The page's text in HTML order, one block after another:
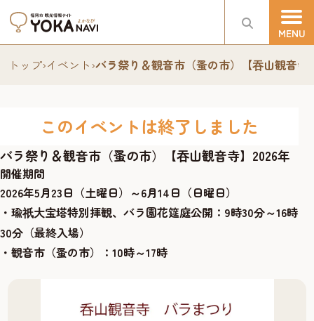
トップ›イベント›バラ祭り＆観音市（蚤の市）【吞山観音寺
このイベントは終了しました
バラ祭り＆観音市（蚤の市）【吞山観音寺】2026年
開催期間
2026年5月23日（土曜日）～6月14日（日曜日）
・瑜祇大宝塔特別拝観、バラ園花筵庭公開：9時30分～16時
30分（最終入場）
・観音市（蚤の市）：10時～17時